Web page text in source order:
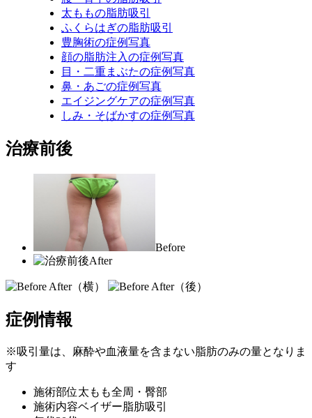
太ももの脂肪吸引
ふくらはぎの脂肪吸引
豊胸術の症例写真
顔の脂肪注入の症例写真
目・二重まぶたの症例写真
鼻・あごの症例写真
エイジングケアの症例写真
しみ・そばかすの症例写真
治療前後
Before
After
症例情報
※吸引量は、麻酔や血液量を含まない脂肪のみの量となりま
す
施術部位太もも全周・臀部
施術内容ベイザー脂肪吸引